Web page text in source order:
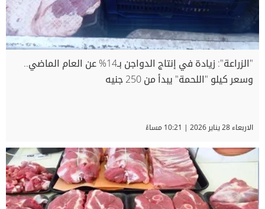
"الزراعة": زيادة في إنتاج الدواجن بـ14% عن العام الماضي..
وسعر كيلو "اللحمة" يبدأ من 250 جنيه
الاربعاء 28 يناير 2026 | 10:21 مساءً